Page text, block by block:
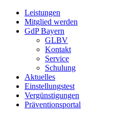
Leistungen
Mitglied werden
GdP Bayern
GLBV
Kontakt
Service
Schulung
Aktuelles
Einstellungstest
Vergünstigungen
Präventionsportal